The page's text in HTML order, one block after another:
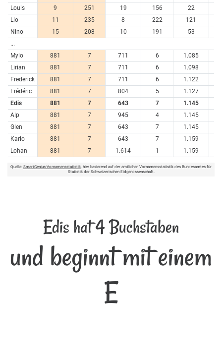
Louis
9 251 19 156 22
Lio
11 235 8 222 121
Nino
15 208 10 191 53
...
Mylo
881 7 711 6 1.085
Lirian
881 7 711 6 1.098
Frederick
881 7 711 6 1.122
Frédéric
881 7 804 5 1.127
Edis
881 7 643 7 1.145
Alp
881 7 945 4 1.145
Glen
881 7 643 7 1.145
Karlo
881 7 643 7 1.159
Lohan
881 7 1.614 1 1.159
Quelle: SmartGenius-Vornamensstatistik , hier basierend auf der amtlichen Vornamensstatistik des Bundesamtes für
Statistik der Schweizerischen Eidgenossenschaft.
Edis hat 4 Buchstaben
und beginnt mit einem
E